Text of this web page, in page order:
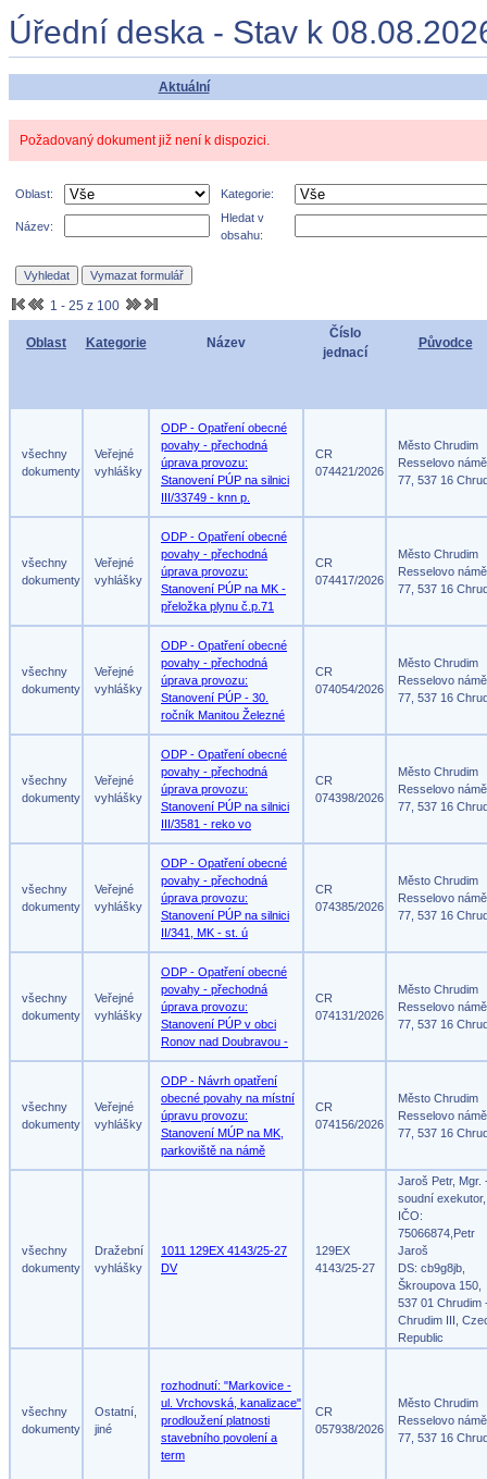
Úřední deska - Stav k
Aktuální
Požadovaný dokument již není k dispozici.
Oblast: Kategorie:
Název:
Hledat v
obsahu:
1 - 25 z 100
Oblast Kategorie Název
Číslo
jednací
Původce
všechny
dokumenty
Veřejné
vyhlášky
ODP - Opatření obecné
povahy - přechodná
úprava provozu:
Stanovení PÚP na silnici
III/33749 - knn p.
CR
074421/2026
Město Chrudim
Resselovo
77, 537 16
všechny
dokumenty
Veřejné
vyhlášky
ODP - Opatření obecné
povahy - přechodná
úprava provozu:
Stanovení PÚP na MK -
přeložka plynu č.p.71
CR
074417/2026
Město Chrudim
Resselovo
77, 537 16
všechny
dokumenty
Veřejné
vyhlášky
ODP - Opatření obecné
povahy - přechodná
úprava provozu:
Stanovení PÚP - 30.
ročník Manitou Železné
CR
074054/2026
Město Chrudim
Resselovo
77, 537 16
všechny
dokumenty
Veřejné
vyhlášky
ODP - Opatření obecné
povahy - přechodná
úprava provozu:
Stanovení PÚP na silnici
III/3581 - reko vo
CR
074398/2026
Město Chrudim
Resselovo
77, 537 16
všechny
dokumenty
Veřejné
vyhlášky
ODP - Opatření obecné
povahy - přechodná
úprava provozu:
Stanovení PÚP na silnici
II/341, MK - st. ú
CR
074385/2026
Město Chrudim
Resselovo
77, 537 16
všechny
dokumenty
Veřejné
vyhlášky
ODP - Opatření obecné
povahy - přechodná
úprava provozu:
Stanovení PÚP v obci
Ronov nad Doubravou -
CR
074131/2026
Město Chrudim
Resselovo
77, 537 16
všechny
dokumenty
Veřejné
vyhlášky
ODP - Návrh opatření
obecné povahy na místní
úpravu provozu:
Stanovení MÚP na MK,
parkoviště na námě
CR
074156/2026
Město Chrudim
Resselovo
77, 537 16
všechny
dokumenty
Dražební
vyhlášky
1011 129EX 4143/25-27
DV
129EX
4143/25-27
Jaroš Petr, Mgr.
soudní exekutor,
IČO:
75066874,Petr
Jaroš
DS: cb9g8jb,
Škroupova 150,
537 01 Chrudim
Chrudim III,
Republic
všechny
dokumenty
Ostatní,
jiné
rozhodnutí: "Markovice -
ul. Vrchovská, kanalizace"
prodloužení platnosti
stavebního povolení a
term
CR
057938/2026
Město Chrudim
Resselovo
77, 537 16